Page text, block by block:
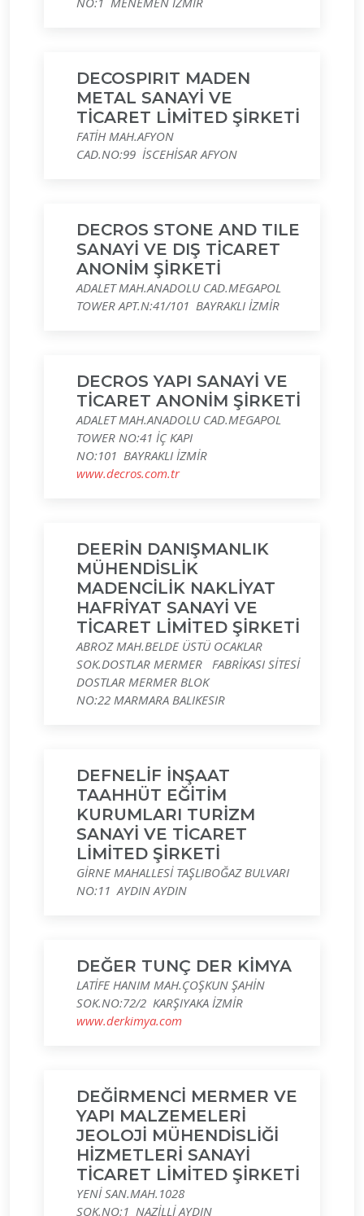
DECOSPIRIT MADEN
METAL SANAYİ VE
TİCARET LİMİTED ŞİRKETİ
FATİH MAH.AFYON
CAD.NO:99 İSCEHİSAR AFYON
DECROS STONE AND TILE
SANAYİ VE DIŞ TİCARET
ANONİM ŞİRKETİ
ADALET MAH.ANADOLU CAD.MEGAPOL
TOWER APT.N:41/101 BAYRAKLI İZMİR
DECROS YAPI SANAYİ VE
TİCARET ANONİM ŞİRKETİ
ADALET MAH.ANADOLU CAD.MEGAPOL
TOWER NO:41 İÇ KAPI
NO:101 BAYRAKLI İZMİR
www.decros.com.tr
DEERİN DANIŞMANLIK
MÜHENDİSLİK
MADENCİLİK NAKLİYAT
HAFRİYAT SANAYİ VE
TİCARET LİMİTED ŞİRKETİ
ABROZ MAH.BELDE ÜSTÜ OCAKLAR
SOK.DOSTLAR MERMER FABRİKASI SİTESİ
DOSTLAR MERMER BLOK
NO:22 MARMARA BALIKESIR
DEFNELİF İNŞAAT
TAAHHÜT EĞİTİM
KURUMLARI TURİZM
SANAYİ VE TİCARET
LİMİTED ŞİRKETİ
GİRNE MAHALLESİ TAŞLIBOĞAZ BULVARI
NO:11 AYDIN AYDIN
DEĞER TUNÇ DER KİMYA
LATİFE HANIM MAH.ÇOŞKUN ŞAHİN
SOK.NO:72/2 KARŞIYAKA İZMİR
www.derkimya.com
DEĞİRMENCİ MERMER VE
YAPI MALZEMELERİ
JEOLOJİ MÜHENDİSLİĞİ
HİZMETLERİ SANAYİ
TİCARET LİMİTED ŞİRKETİ
YENİ SAN.MAH.1028
SOK.NO:1 NAZİLLİ AYDIN